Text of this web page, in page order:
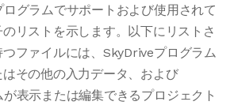
グラムでサポートおよび使用されて
リストを示します。以下にリストさ
ファイルには、SkyDriveプログラム
その他の入力データ、および
表示または編集できるプロジェクト